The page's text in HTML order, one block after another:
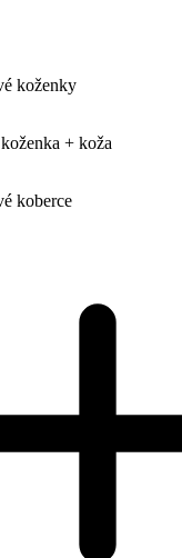
koženky
+ koža
koberce